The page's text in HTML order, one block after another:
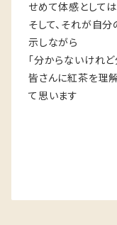
せめて体感としては
そして、それが自
示しながら
「分からないけれ
皆さんに紅茶を理
て思います